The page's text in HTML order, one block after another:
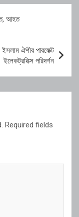
আহত
ঐশীর পারফেক্ট
ইলেকট্রনিক্স পরিদর্শন
Required fields